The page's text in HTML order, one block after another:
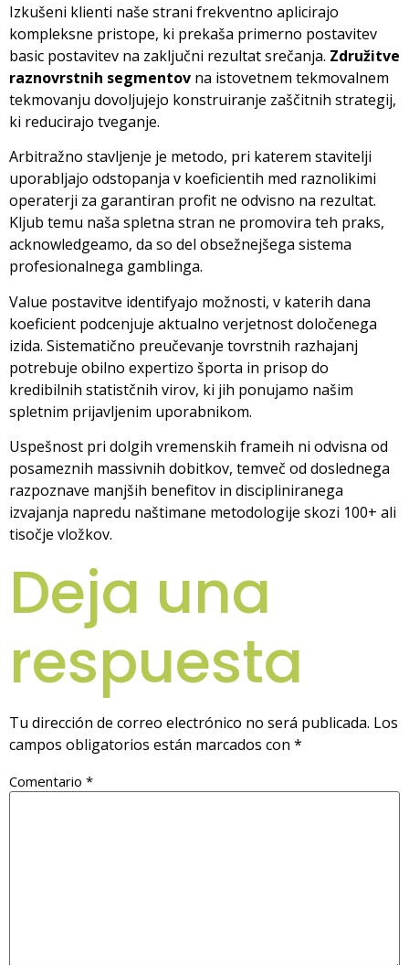
Izkušeni klienti naše strani frekventno aplicirajo
kompleksne pristope, ki prekaša primerno postavitev
basic postavitev na zaključni rezultat srečanja. Združitve
raznovrstnih segmentov na istovetnem tekmovalnem
tekmovanju dovoljujejo konstruiranje zaščitnih strategij,
ki reducirajo tveganje.
Arbitražno stavljenje je metodo, pri katerem stavitelji
uporabljajo odstopanja v koeficientih med raznolikimi
operaterji za garantiran profit ne odvisno na rezultat.
Kljub temu naša spletna stran ne promovira teh praks,
acknowledgeamo, da so del obsežnejšega sistema
profesionalnega gamblinga.
Value postavitve identifyajo možnosti, v katerih dana
koeficient podcenjuje aktualno verjetnost določenega
izida. Sistematično preučevanje tovrstnih razhajanj
potrebuje obilno expertizo športa in prisop do
kredibilnih statistčnih virov, ki jih ponujamo našim
spletnim prijavljenim uporabnikom.
Uspešnost pri dolgih vremenskih frameih ni odvisna od
posameznih massivnih dobitkov, temveč od doslednega
razpoznave manjših benefitov in discipliniranega
izvajanja napredu naštimane metodologije skozi 100+ ali
tisočje vložkov.
Deja una
respuesta
Tu dirección de correo electrónico no será publicada. Los
campos obligatorios están marcados con *
Comentario *